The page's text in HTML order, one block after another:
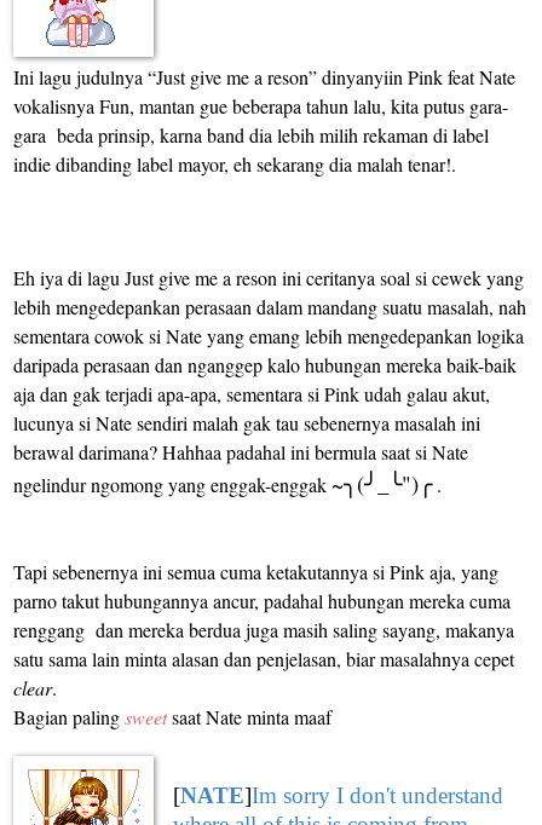
Ini lagu judulnya “Just give me a reson” dinyanyiin Pink feat Nate
vokalisnya Fun, mantan gue beberapa tahun lalu, kita putus gara-
gara beda prinsip, karna band dia lebih milih rekaman di label
indie dibanding label mayor, eh sekarang dia malah tenar!.
Eh iya di lagu Just give me a reson ini ceritanya soal si cewek yang
lebih mengedepankan perasaan dalam mandang suatu masalah, nah
sementara cowok si Nate yang emang lebih mengedepankan logika
daripada perasaan dan nganggep kalo hubungan mereka baik-baik
aja dan gak terjadi apa-apa, sementara si Pink udah galau akut,
lucunya si Nate sendiri malah gak tau sebenernya masalah ini
berawal darimana? Hahhaa padahal ini bermula saat si Nate
ngelindur ngomong yang enggak-enggak ~╮ (╯ ╰") ╭.
Tapi sebenernya ini semua cuma ketakutannya si Pink aja, yang
parno takut hubungannya ancur, padahal hubungan mereka cuma
renggang dan mereka berdua juga masih saling sayang, makanya
satu sama lain minta alasan dan penjelasan, biar masalahnya cepet
clear.
Bagian palingsweetsaat Nate minta maaf
[NATE]Im sorry I don't understand